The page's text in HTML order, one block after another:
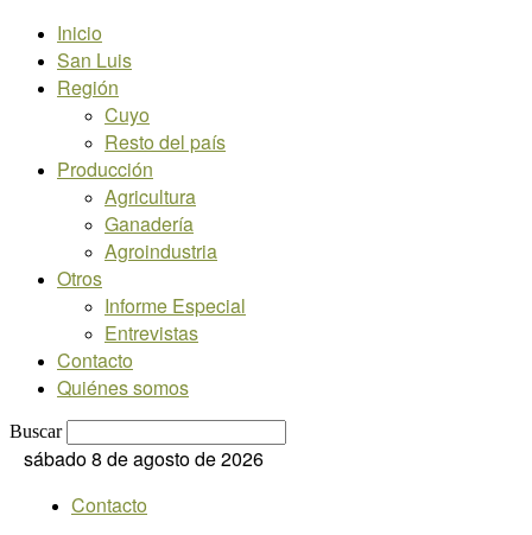
Inicio
San Luis
Región
Cuyo
Resto del país
Producción
Agricultura
Ganadería
Agroindustria
Otros
Informe Especial
Entrevistas
Contacto
Quiénes somos
Buscar
sábado 8 de agosto de 2026
Contacto